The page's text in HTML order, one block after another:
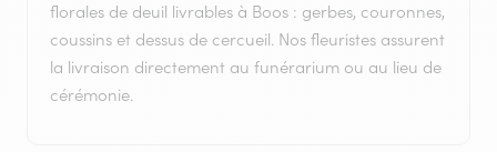
florales de deuil livrables à Boos : gerbes, couronnes,
coussins et dessus de cercueil. Nos fleuristes assurent
la livraison directement au funérarium ou au lieu de
cérémonie.